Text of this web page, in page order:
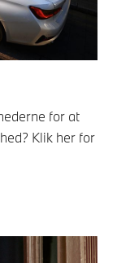
for at
Klik her for